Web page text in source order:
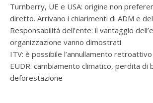
Turnberry, UE e USA: origine non
diretto. Arrivano i chiarimenti di ADM e
Responsabilità dell’ente: il vantaggio
organizzazione vanno dimostrati
ITV: è possibile l’annullamento retroattivo
EUDR: cambiamento climatico, perdita di
deforestazione